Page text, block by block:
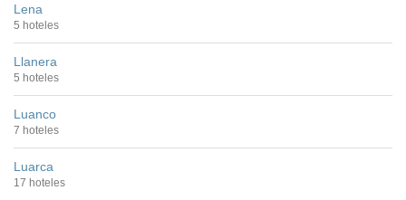
Lena
5 hoteles
Llanera
5 hoteles
Luanco
7 hoteles
Luarca
17 hoteles